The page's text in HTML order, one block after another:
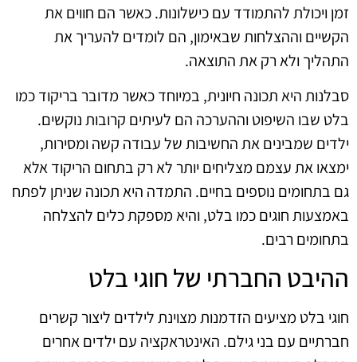
זמן ויכולת להתמודד עם כישלונות. כאשר הם חווים את
הקשיים וההצלחות שבאימון, הם לומדים להעריך את
התהליך ולא רק את התוצאה.
סבלנות היא תכונה חיונית, במיוחד כאשר מדובר בריקוד כמו
בלט שבו השיפוט וההערכה הם לעיתים קרובות נוקשים.
ילדים שמבינים את החשיבות של עבודה קשה ומסירות,
ימצאו את עצמם מצליחים יותר לא רק בתחום הריקוד אלא
גם בתחומים נוספים בחיים. התמדה היא תכונה שניתן לפתח
באמצעות חוגים כמו בלט, והיא מספקת כלים להצלחה
בתחומים רבים.
ההיבט החברתי של חוגי בלט
חוגי בלט מציעים הזדמנות מצוינת לילדים ליצור קשרים
חברתיים עם בני גילם. האינטראקציה עם ילדים אחרים